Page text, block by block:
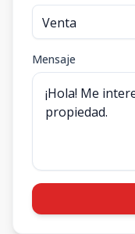
Mensaje